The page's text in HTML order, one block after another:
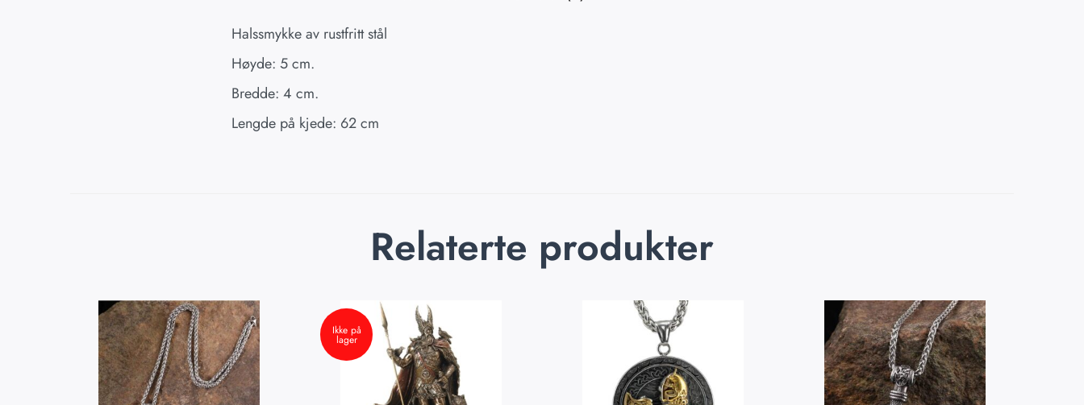
Halssmykke av rustfritt stål
Høyde: 5 cm.
Bredde: 4 cm.
Lengde på kjede: 62 cm
Relaterte produkter
Ikke på
lager